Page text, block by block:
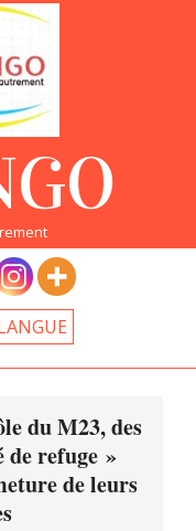
du M23, des
de refuge »
de leurs